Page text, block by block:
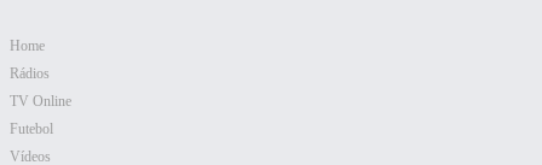
Home
Rádios
TV Online
Futebol
Vídeos